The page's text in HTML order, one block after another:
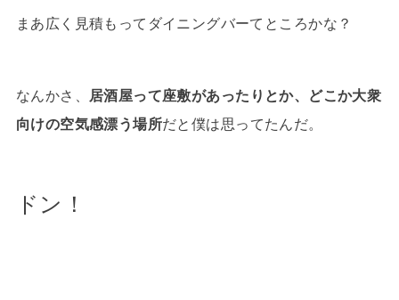
まあ広く見積もってダイニングバーてところかな？
なんかさ、
居酒屋って座敷があったりとか、どこか大衆
向けの空気感漂う場所だと僕は思ってたんだ。
ドン！